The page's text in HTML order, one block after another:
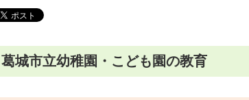
葛城市立幼稚園・こども園の教育